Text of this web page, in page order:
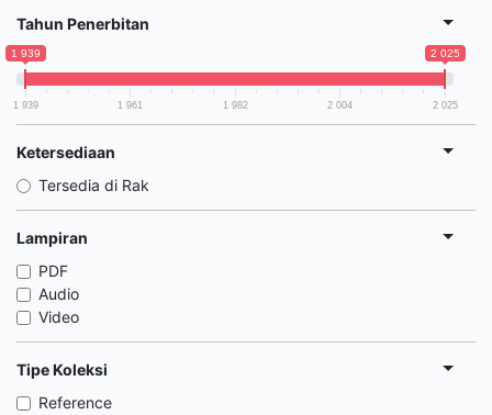
Tahun Penerbitan
1 939 2 025
1 939 1 961 1 982 2 004 2 025
Ketersediaan
Tersedia di Rak
Lampiran
PDF
Audio
Video
Tipe Koleksi
Reference